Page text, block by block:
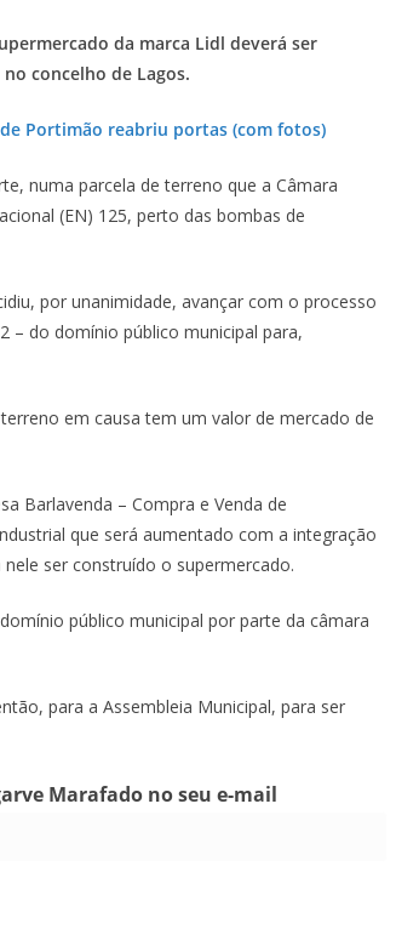
da marca Lidl​ deverá ser
concelho de Lagos.
Portimão reabriu portas (com fotos)
numa parcela de terreno que a Câmara
(EN) 125, perto das bombas de
por unanimidade, avançar com o processo
– do domínio público municipal para,
em causa tem um valor de mercado de
Barlavenda – Compra e Venda de
que será aumentado com a integração
ser construído o supermercado.
público municipal por parte da câmara
para a Assembleia Municipal, para ser
Marafado no seu e-mail